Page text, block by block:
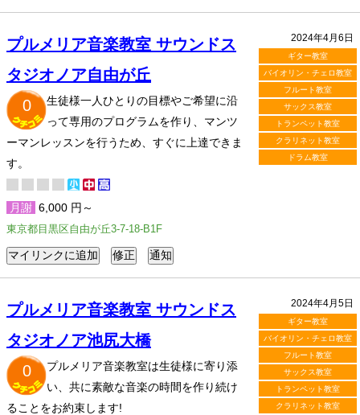
2024年4月6日
ギター教室
バイオリン・チェロ教室
フルート教室
サックス教室
トランペット教室
クラリネット教室
ドラム教室
プルメリア音楽教室 サウンドス
タジオノア自由が丘
0
生徒様一人ひとりの目標やご希望に沿
って専用のプログラムを作り、マンツ
ーマンレッスンを行うため、すぐに上達できま
す。
月謝 6,000 円～
東京都目黒区自由が丘3-7-18-B1F
2024年4月5日
ギター教室
バイオリン・チェロ教室
フルート教室
サックス教室
トランペット教室
クラリネット教室
プルメリア音楽教室 サウンドス
タジオノア池尻大橋
0
プルメリア音楽教室は生徒様に寄り添
い、共に素敵な音楽の時間を作り続け
ることをお約束します!